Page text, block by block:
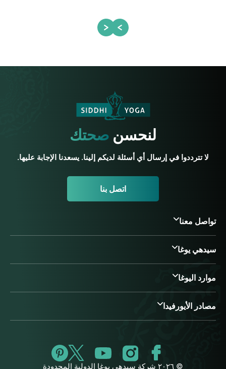
لنحسنصحتك
لا تترددوا في إرسال أي أسئلة لديكم إلينا. يسعدنا الإجابة عليها.
اتصل بنا
تواصل معنا
سيدهي يوغا
موارد اليوغا
مصادر الأيورفيدا
© ٢٠٢٦ شركة سيدهي يوغا الدولية المحدودة